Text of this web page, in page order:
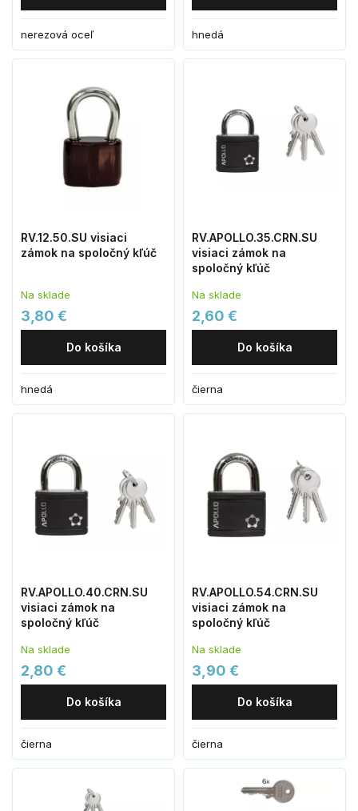
nerezová oceľ hnedá
RV.12.50.SU visiaci
zámok na spoločný kľúč
Na sklade
3,80 €
Do košíka
hnedá
RV.APOLLO.35.CRN.SU
visiaci zámok na
spoločný kľúč
Na sklade
2,60 €
Do košíka
čierna
RV.APOLLO.40.CRN.SU
visiaci zámok na
spoločný kľúč
Na sklade
2,80 €
Do košíka
čierna
RV.APOLLO.54.CRN.SU
visiaci zámok na
spoločný kľúč
Na sklade
3,90 €
Do košíka
čierna